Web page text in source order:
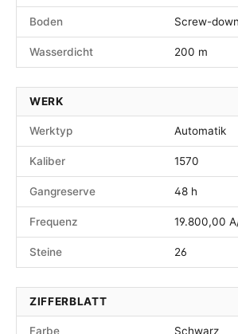
Boden Screw-down
Wasserdicht 200 m
WERK
Werktyp Automatik
Kaliber 1570
Gangreserve 48 h
Frequenz 19.800,00
Steine 26
ZIFFERBLATT
Farbe Schwarz